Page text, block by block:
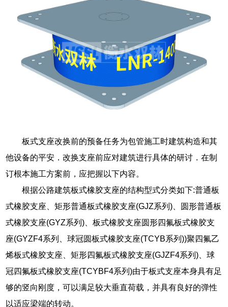
板式支座改换前的预备任务为包管施工时建筑构造和其
他设备的平安．改换支座前应对建筑进行具体的研讨．在制
订根本施工方案前，应把握以下内容。
根据公路建筑板式橡胶支座的结构型式分类如下:普通板
式橡胶支座、矩形普通板式橡胶支座(GJZ系列)、圆形普通板
式橡胶支座(GYZ系列)、板式橡胶支座圆形四氟板式橡胶支
座(GYZF4系列、球冠圆板式橡胶支座(TCYB系列))聚四氟乙
烯板式橡胶支座、矩形四氟板式橡胶支座(GJZF4系列)、球
冠四氟板式橡胶支座(TCYBF4系列)由于板式支座本身具有足
够的竖向刚度，可以满足较大垂直荷载，并具有良好的弹性
以适应梁端的转动。